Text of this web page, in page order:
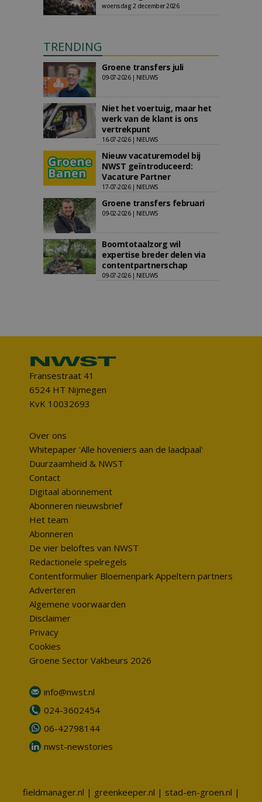
woensdag 2 december 2026
TRENDING
Groene transfers juli
09-07-2026 | NIEUWS
Niet het voertuig, maar het
werk van de klant is ons
vertrekpunt
16-07-2026 | NIEUWS
Nieuw vacaturemodel bij
NWST geïntroduceerd:
Vacature Partner
17-07-2026 | NIEUWS
Groene transfers februari
09-02-2026 | NIEUWS
Boomtotaalzorg wil
expertise breder delen via
contentpartnerschap
09-07-2026 | NIEUWS
Fransestraat 41
6524 HT Nijmegen
KvK 10032693
Over ons
Whitepaper 'Alle hoveniers aan de laadpaal'
Duurzaamheid & NWST
Contact
Digitaal abonnement
Abonneren nieuwsbrief
Het team
Abonneren
De vier beloftes van NWST
Redactionele spelregels
Contentformulier Bloemenpark Appeltern partners
Adverteren
Algemene voorwaarden
Disclaimer
Privacy
Cookies
Groene Sector Vakbeurs 2026
info@nwst.nl
024-3602454
06-42798144
nwst-newstories
fieldmanager.nl | greenkeeper.nl | stad-en-groen.nl |